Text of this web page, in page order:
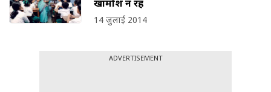
खामोश न रहें
14 जुलाई 2014
ADVERTISEMENT